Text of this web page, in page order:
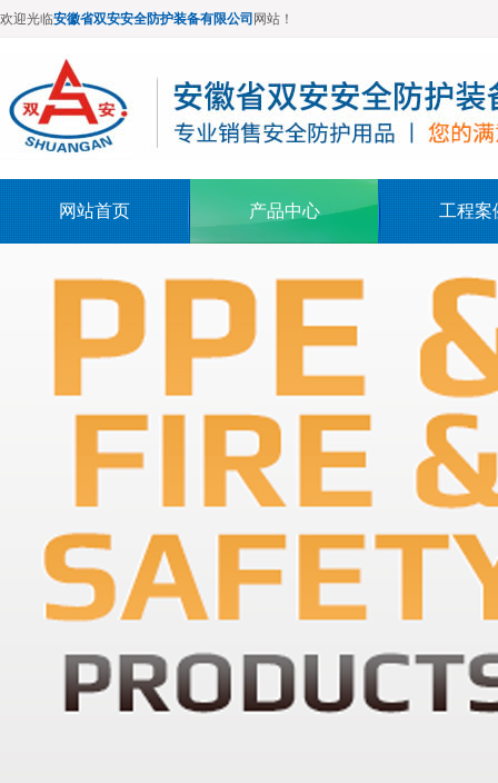
欢迎光临安徽省双安安全防护装备有限公司 网站！
网站首页 产品中心 工程案